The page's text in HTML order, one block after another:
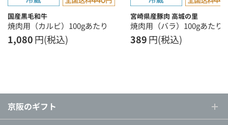
国産黒毛和牛
焼肉用（カルビ）100gあたり
1,080円(税込)
宮崎県産豚肉 高城の里
焼肉用（バラ）100gあたり
389円(税込)
京阪のギフト